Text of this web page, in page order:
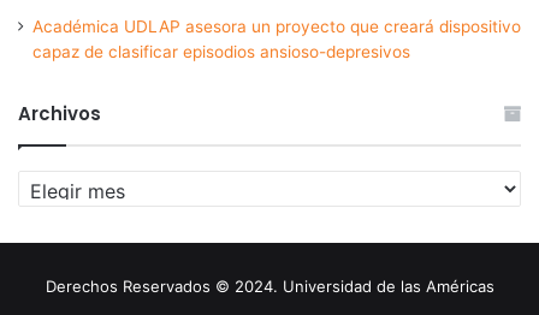
Académica UDLAP asesora un proyecto que creará dispositivo
capaz de clasificar episodios ansioso-depresivos
Archivos
Archivos
Derechos Reservados © 2024. Universidad de las Américas